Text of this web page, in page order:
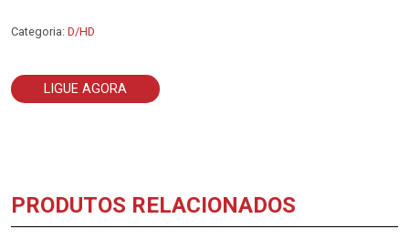
D240
Categoria: D/HD
LIGUE AGORA
PRODUTOS RELACIONADOS